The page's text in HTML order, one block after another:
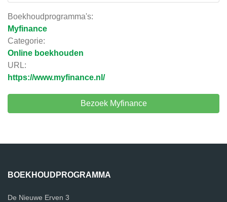
Boekhoudprogramma's:
Myfinance
Categorie:
Online boekhouden
URL:
https://www.myfinance.nl/
Bezoek Myfinance
BOEKHOUDPROGRAMMA
De Nieuwe Erven 3